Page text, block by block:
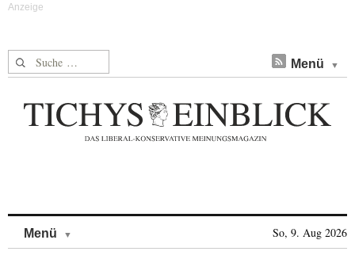
Suche nach: Menü
Menü So, 9. Aug 2026